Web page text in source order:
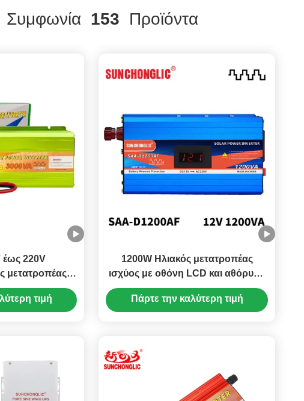
Συμφωνία 153 Προϊόντα
έως 220V
μετατροπέας
με κυματισμό
USB για
τιμή
1200W Ηλιακός μετατροπέας
ισχύος με οθόνη LCD και αθόρυβη
λειτουργία για οικιακές συσκευές
Πάρτε την καλύτερη τιμή